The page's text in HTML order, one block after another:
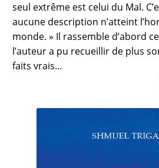
seul extrême est celui du Mal.
aucune description n’atteint
monde. » Il rassemble d’abord
l’auteur a pu recueillir de plus
faits vrais...